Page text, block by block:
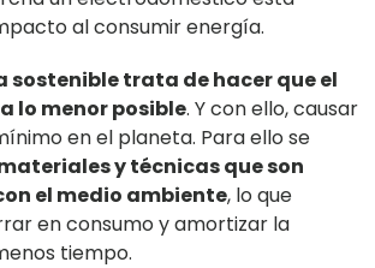
al consumir energía.
sostenible trata de hacer que el
lo menor posible. Y con ello, causar
en el planeta. Para ello se
y técnicas que son
el medio ambiente, lo que
en consumo y amortizar la
tiempo.